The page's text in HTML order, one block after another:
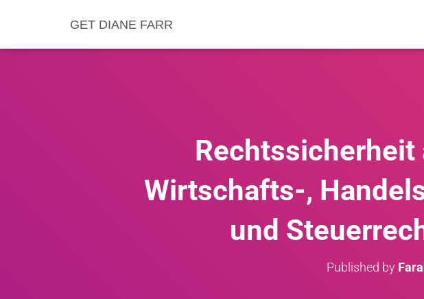
GET DIANE FARR
Wirtschafts-,
und
Published by